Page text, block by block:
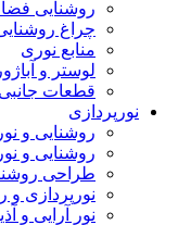
روشنایی
چراغ
منابع نوری
لوستر و آباژور
قطعات جانبی
نورپردازی
روشنایی و
روشنایی و
طراحی
نورپردازی و
نور آرایی و